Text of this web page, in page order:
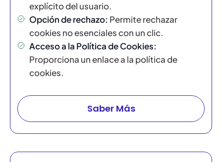
explícito del usuario.
Opción de rechazo: Permite rechazar
cookies no esenciales con un clic.
Acceso a la Política de Cookies:
Proporciona un enlace a la política de
cookies.
Saber Más